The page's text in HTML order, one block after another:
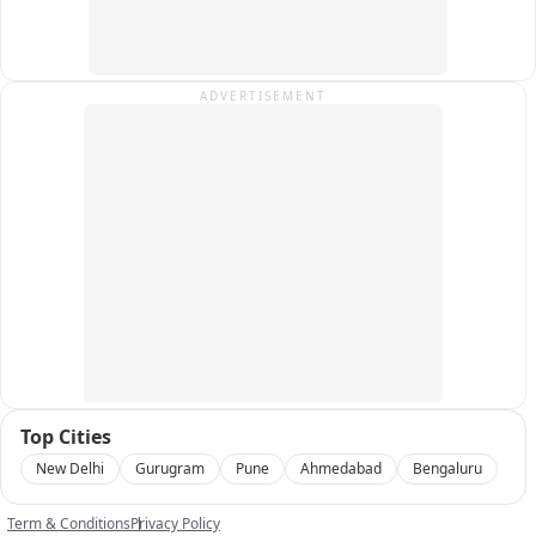
ADVERTISEMENT
Top Cities
New Delhi Gurugram Pune Ahmedabad Bengaluru
Term & ConditionsPrivacy Policy